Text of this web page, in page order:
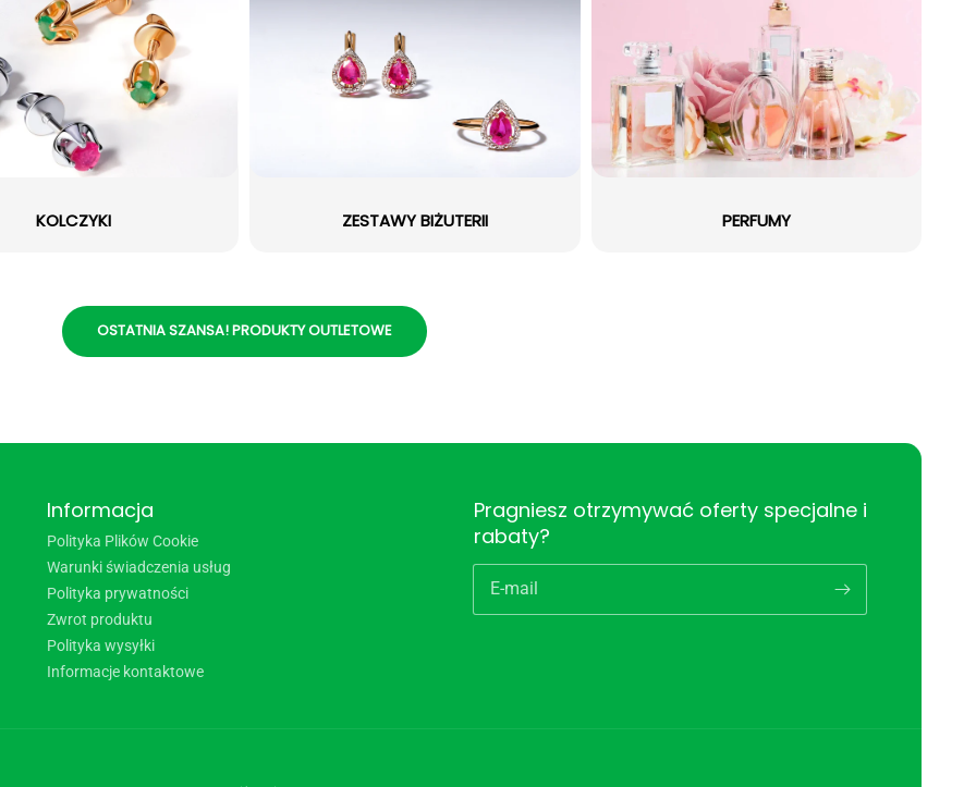
KOLCZYKI ZESTAWY BIŻUTERII PERFUMY
OSTATNIA SZANSA! PRODUKTY OUTLETOWE
Informacja
Polityka Plików Cookie
Warunki świadczenia usług
Polityka prywatności
Zwrot produktu
Polityka wysyłki
Informacje kontaktowe
Pragniesz otrzymywać oferty specjalne i
rabaty?
E-mail